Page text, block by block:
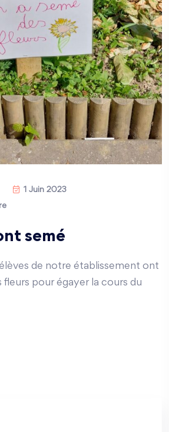
1 Juin 2023
semé
de notre établissement ont
pour égayer la cours du